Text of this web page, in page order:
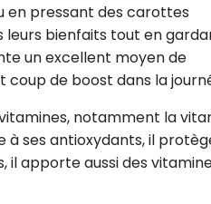
en pressant des carottes
leurs bienfaits tout en
un excellent moyen de
coup de boost dans la
notamment la
à ses antioxydants, il
il apporte aussi des
des courriels pour mesurer et
performances des campagnes.
pourrons savoir si vous ouvrez les
l'heure à laquelle vous le faites
des informations sur le terminal
voir notrepolitique de
Je reçois mon cadeau !